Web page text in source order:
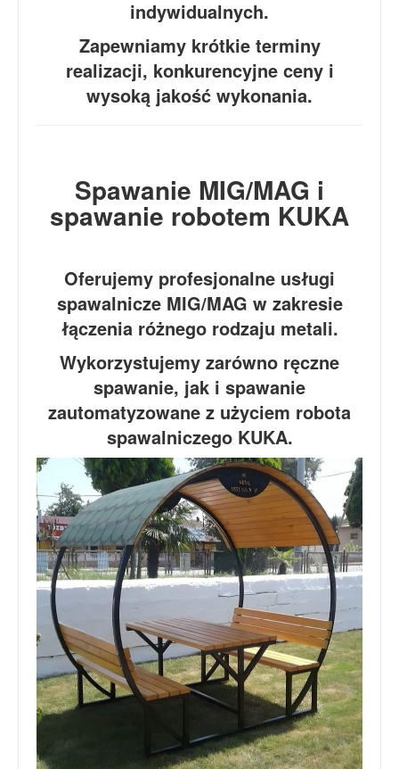
indywidualnych.
Zapewniamy krótkie terminy
realizacji, konkurencyjne ceny i
wysoką jakość wykonania.
Spawanie MIG/MAG i
spawanie robotem KUKA
Oferujemy profesjonalne usługi
spawalnicze MIG/MAG w zakresie
łączenia różnego rodzaju metali.
Wykorzystujemy zarówno ręczne
spawanie, jak i spawanie
zautomatyzowane z użyciem robota
spawalniczego KUKA.